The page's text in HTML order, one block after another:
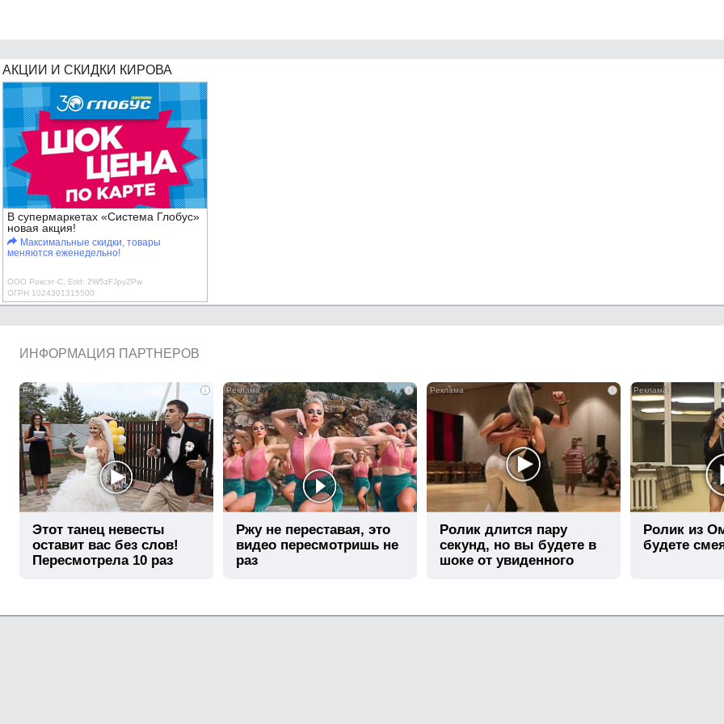
АКЦИИ И СКИДКИ КИРОВА
В супермаркетах «Система Глобус»
новая акция!
Максимальные скидки, товары
меняются еженедельно!
ООО Роксэт-С, Erid: 2W5zFJpyZPw
ОГРН 1024301315500
ИНФОРМАЦИЯ ПАРТНЕРОВ
i
Этот танец невесты
оставит вас без слов!
Пересмотрела 10 раз
i
Ржу не переставая, это
видео пересмотришь не
раз
i
Ролик длится пару
секунд, но вы будете в
шоке от увиденного
Ролик из
будете